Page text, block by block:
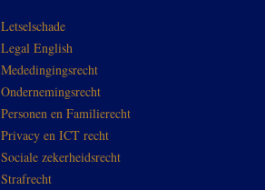
Letselschade
Legal English
Mededingingsrecht
Ondernemingsrecht
Personen en Familierecht
Privacy en ICT recht
Sociale zekerheidsrecht
Strafrecht